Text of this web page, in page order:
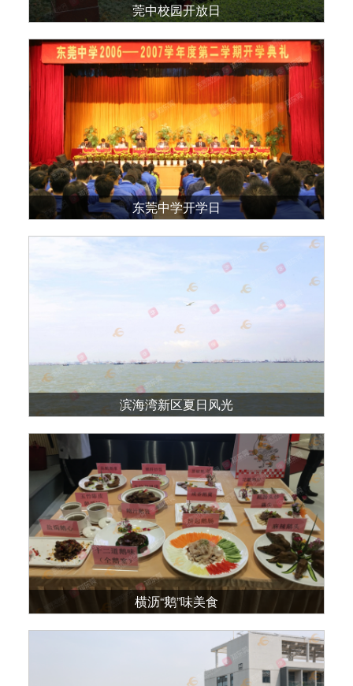
莞中校园开放日
东莞中学开学日
滨海湾新区夏日风光
横沥“鹅”味美食